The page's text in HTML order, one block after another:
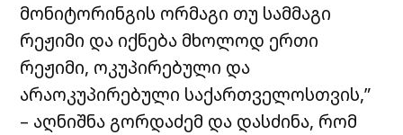
მონიტორინგის ორმაგი თუ სამმაგი
რეჟიმი და იქნება მხოლოდ ერთი
რეჟიმი, ოკუპირებული და
არაოკუპირებული საქართველოსთვის,”
– აღნიშნა გორდაძემ და დასძინა, რომ